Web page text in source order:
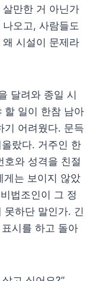
만한 거 아닌가
오고, 사람들도
시설이 문제라
달려와 종일 시
할 일이 한참 남아
기 어려웠다. 문득
랐다. 거주인 한
와 성격을 친절
게는 보이지 않았
법조인이 그 정
못하단 말인가. 긴
시를 하고 돌아